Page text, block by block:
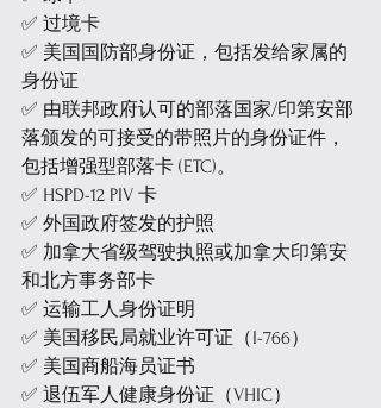
✅ 过境卡
✅ 美国国防部身份证，包括发给家属的
身份证
✅ 由联邦政府认可的部落国家/印第安部
落颁发的可接受的带照片的身份证件，
包括增强型部落卡 (ETC)。
✅ HSPD-12 PIV 卡
✅ 外国政府签发的护照
✅ 加拿大省级驾驶执照或加拿大印第安
和北方事务部卡
✅ 运输工人身份证明
✅ 美国移民局就业许可证（I-766）
✅ 美国商船海员证书
✅ 退伍军人健康身份证（VHIC）